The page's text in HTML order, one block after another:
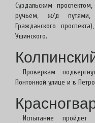
Суздальским
ручьем, ж/д путями,
Гражданского
Ушинского.
Проверкам
Понтонной улице и в
Испытание